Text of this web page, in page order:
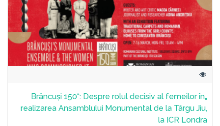
„Brâncuși 150“: Despre rolul decisiv al femeilor în
realizarea Ansamblului Monumental de la Târgu Jiu,
la ICR Londra